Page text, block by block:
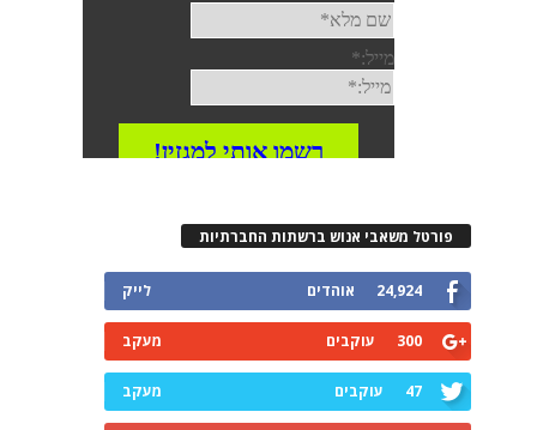
פורטל משאבי אנוש ברשתות החברתיות
24,924 אוהדים לייק
300 עוקבים מעקב
47 עוקבים מעקב